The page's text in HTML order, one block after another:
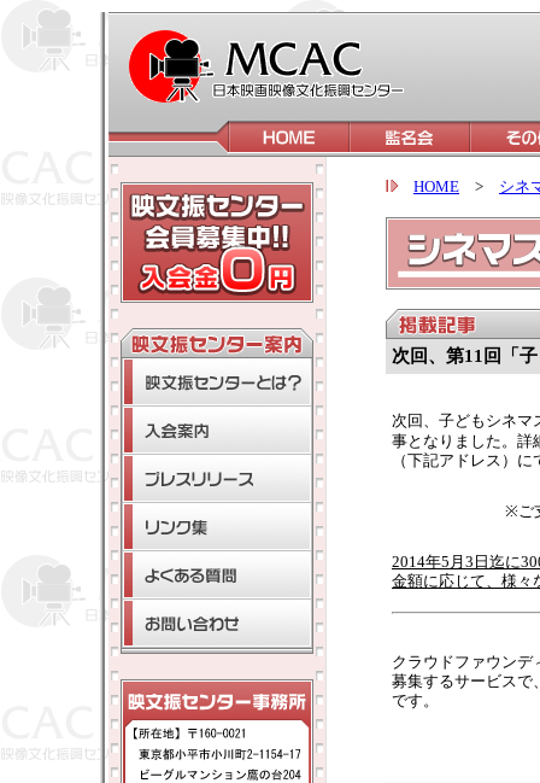
HOME > シネ
次回、第11回「
次回、子どもシネマ
事となりました。詳
（下記アドレス）
※ご
2014年5月3日迄に
金額に応じて、様々
クラウドファウンデ
募集するサービスで
です。